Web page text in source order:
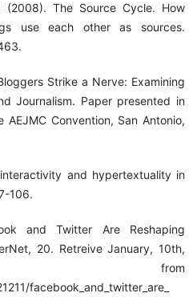
(2008). The Source Cycle. How
use each other as sources.
Strike a Nerve: Examining
Journalism. Paper presented in
Convention, San Antonio,
and hypertextuality in
106.
and Twitter Are Reshaping
20. Retreive January, 10th,
from
facebook_and_twitter_are_